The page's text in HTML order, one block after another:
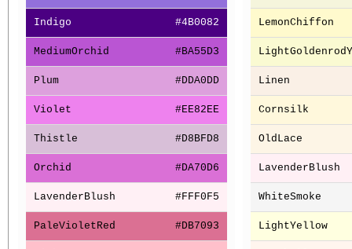
Indigo #4B0082
MediumOrchid #BA55D3
Plum #DDA0DD
Violet #EE82EE
Thistle #D8BFD8
Orchid #DA70D6
LavenderBlush #FFF0F5
PaleVioletRed #DB7093
LemonChiffon
Linen
Cornsilk
OldLace
LavenderBlush
WhiteSmoke
LightYellow